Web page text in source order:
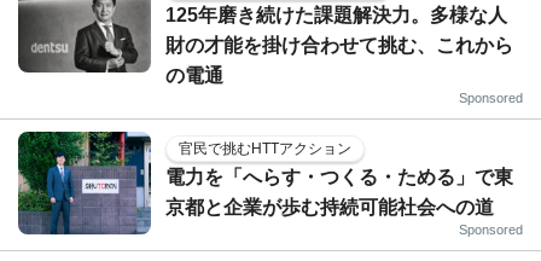
125年磨き続けた課題解決力。多様な人
財の才能を掛け合わせて挑む、これから
の電通
Sponsored
官民で挑むHTTアクション
電力を「へらす・つくる・ためる」で東
京都と企業が歩む持続可能社会への道
Sponsored